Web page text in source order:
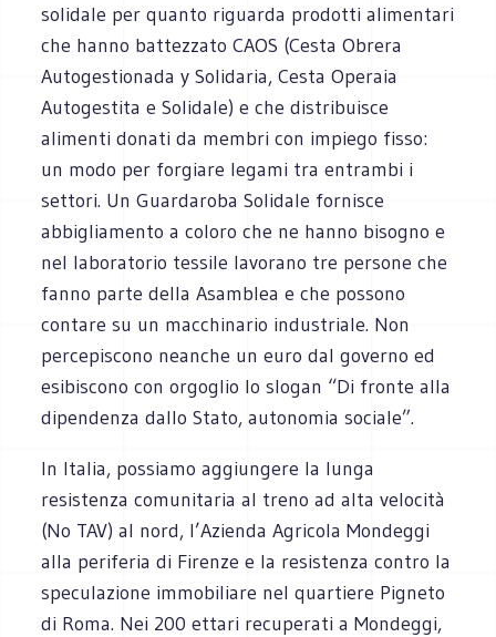
solidale per quanto riguarda prodotti alimentari
che hanno battezzato CAOS (Cesta Obrera
Autogestionada y Solidaria, Cesta Operaia
Autogestita e Solidale) e che distribuisce
alimenti donati da membri con impiego fisso:
un modo per forgiare legami tra entrambi i
settori. Un Guardaroba Solidale fornisce
abbigliamento a coloro che ne hanno bisogno e
nel laboratorio tessile lavorano tre persone che
fanno parte della Asamblea e che possono
contare su un macchinario industriale. Non
percepiscono neanche un euro dal governo ed
esibiscono con orgoglio lo slogan “Di fronte alla
dipendenza dallo Stato, autonomia sociale”.
In Italia, possiamo aggiungere la lunga
resistenza comunitaria al treno ad alta velocità
(No TAV) al nord, l’Azienda Agricola Mondeggi
alla periferia di Firenze e la resistenza contro la
speculazione immobiliare nel quartiere Pigneto
di Roma. Nei 200 ettari recuperati a Mondeggi,